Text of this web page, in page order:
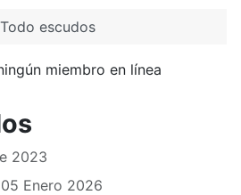
Todo escudos
miembro en línea
2023
Enero 2026